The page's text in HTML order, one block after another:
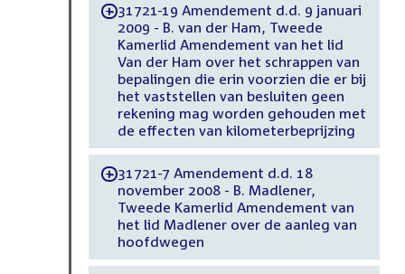
-31721-19 Amendement d.d. 9 januari
2009 - B. van der Ham, Tweede
Kamerlid Amendement van het lid
Van der Ham over het schrappen van
bepalingen die erin voorzien die er bij
het vaststellen van besluiten geen
rekening mag worden gehouden met
de effecten van kilometerbeprijzing
-31721-7 Amendement d.d. 18
november 2008 - B. Madlener,
Tweede Kamerlid Amendement van
het lid Madlener over de aanleg van
hoofdwegen